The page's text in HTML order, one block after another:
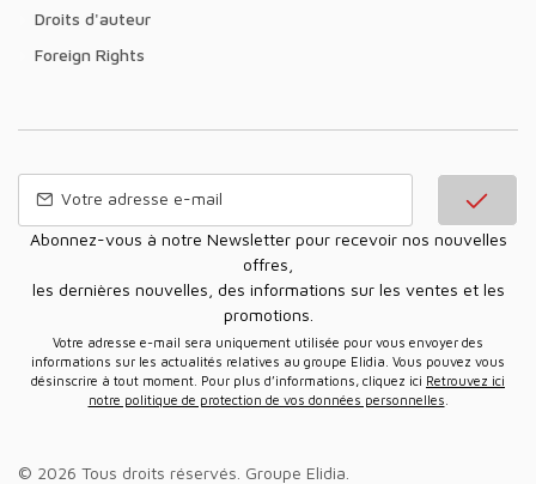
Droits d'auteur
Foreign Rights
Abonnez-vous à notre Newsletter pour recevoir nos nouvelles
offres,
les dernières nouvelles, des informations sur les ventes et les
promotions.
Votre adresse e-mail sera uniquement utilisée pour vous envoyer des
informations sur les actualités relatives au groupe Elidia. Vous pouvez vous
désinscrire à tout moment. Pour plus d’informations, cliquez ici Retrouvez ici
notre politique de protection de vos données personnelles
© 2026 Tous droits réservés. Groupe Elidia